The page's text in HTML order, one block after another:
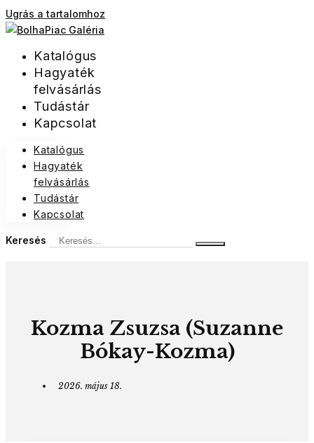
Ugrás a tartalomhoz
Katalógus
Hagyaték
felvásárlás
Tudástár
Kapcsolat
Katalógus
Hagyaték
felvásárlás
Tudástár
Kapcsolat
Keresés
Kozma Zsuzsa (Suzanne
Bókay-Kozma)
2026. május 18.